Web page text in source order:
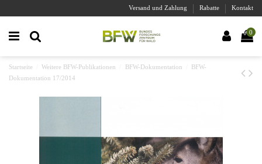
Versand und Zahlung Rabatte Kontakt
0
Startseite Weitere BFW-Publikationen BFW-Dokumentation
BFW-
Dokumentation 17/2014